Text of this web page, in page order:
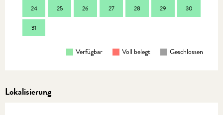
24 25 26 27 28 29 30
31
Verfügbar Voll belegt Geschlossen
Lokalisierung